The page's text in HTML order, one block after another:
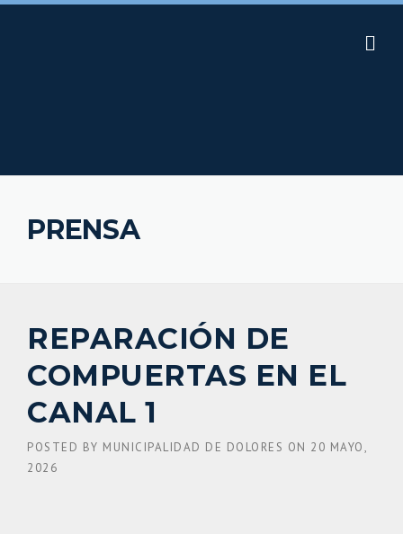
Skip
PRENSA
REPARACIÓN DE
COMPUERTAS EN EL
CANAL 1
POSTED BY MUNICIPALIDAD DE DOLORES ON 20 MAYO,
2026